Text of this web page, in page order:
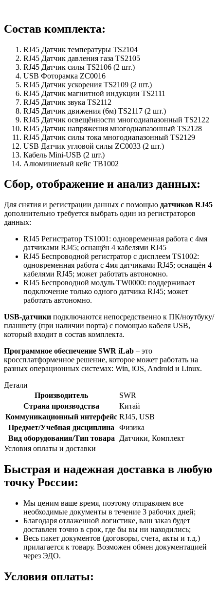
Состав комплекта:
RJ45 Датчик температуры TS2104
RJ45 Датчик давления газа TS2105
RJ45 Датчик силы TS2106 (2 шт.)
USB Фоторамка ZC0016
RJ45 Датчик ускорения TS2109 (2 шт.)
RJ45 Датчик магнитной индукции TS2111
RJ45 Датчик звука TS2112
RJ45 Датчик движения (6м) TS2117 (2 шт.)
RJ45 Датчик освещённости многодиапазонный TS2122
RJ45 Датчик напряжения многодиапазонный TS2128
RJ45 Датчик силы тока многодиапазонный TS2129
USB Датчик угловой силы ZC0033 (2 шт.)
Кабель Mini-USB (2 шт.)
Алюминиевый кейс TB1002
Сбор, отображение и анализ данных:
Для снятия и регистрации данных с помощью датчиков RJ45
дополнительно требуется выбрать один из регистраторов
данных:
RJ45 Регистратор TS1001: одновременная работа с 4мя
датчиками RJ45; оснащён 4 кабелями RJ45
RJ45 Беспроводной регистратор с дисплеем TS1002:
одновременная работа с 4мя датчиками RJ45; оснащён 4
кабелями RJ45; может работать автономно.
RJ45 Беспроводной модуль TW0000: поддерживает
подключение только одного датчика RJ45; может
работать автономно.
USB-датчики подключаются непосредственно к ПК/ноутбуку/
планшету (при наличии порта) с помощью кабеля USB,
который входит в состав комплекта.
Программное обеспечение SWR iLab – это
кроссплатформенное решение, которое может работать на
разных операционных системах: Win, iOS, Android и Linux.
Детали
Производитель
SWR
Страна производства
Китай
Коммуникационный интерфейс RJ45, USB
Предмет/Учебная дисциплина
Физика
Вид оборудования/Тип товара
Датчики, Комплект
Условия оплаты и доставки
Быстрая и надежная доставка в любую
точку России:
Мы ценим ваше время, поэтому отправляем все
необходимые документы в течение 3 рабочих дней;
Благодаря отлаженной логистике, ваш заказ будет
доставлен точно в срок, где бы вы ни находились;
Весь пакет документов (договоры, счета, акты и т.д.)
прилагается к товару. Возможен обмен документацией
через ЭДО.
Условия оплаты: